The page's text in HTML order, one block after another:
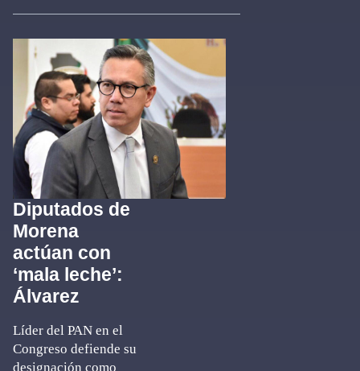
Diputados de
Morena
actúan con
‘mala leche’:
Álvarez
Líder del PAN en el
Congreso defiende su
designación como